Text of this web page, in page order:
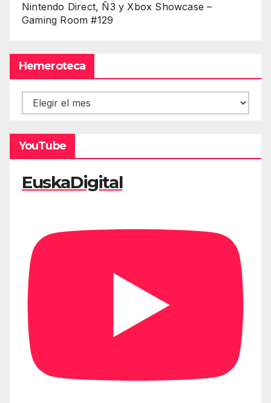
Nintendo Direct, Ñ3 y Xbox Showcase –
Gaming Room #129
Hemeroteca
Hemeroteca
YouTube
EuskaDigital